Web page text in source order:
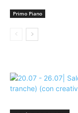
Primo Piano